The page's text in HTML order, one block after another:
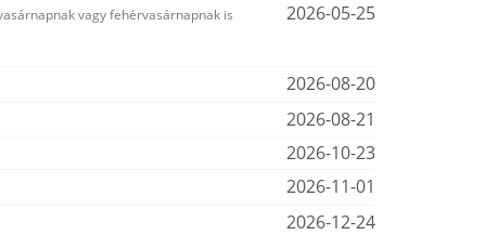
vagy fehérvasárnapnak is
2026-05-25
2026-08-20
2026-08-21
2026-10-23
2026-11-01
2026-12-24